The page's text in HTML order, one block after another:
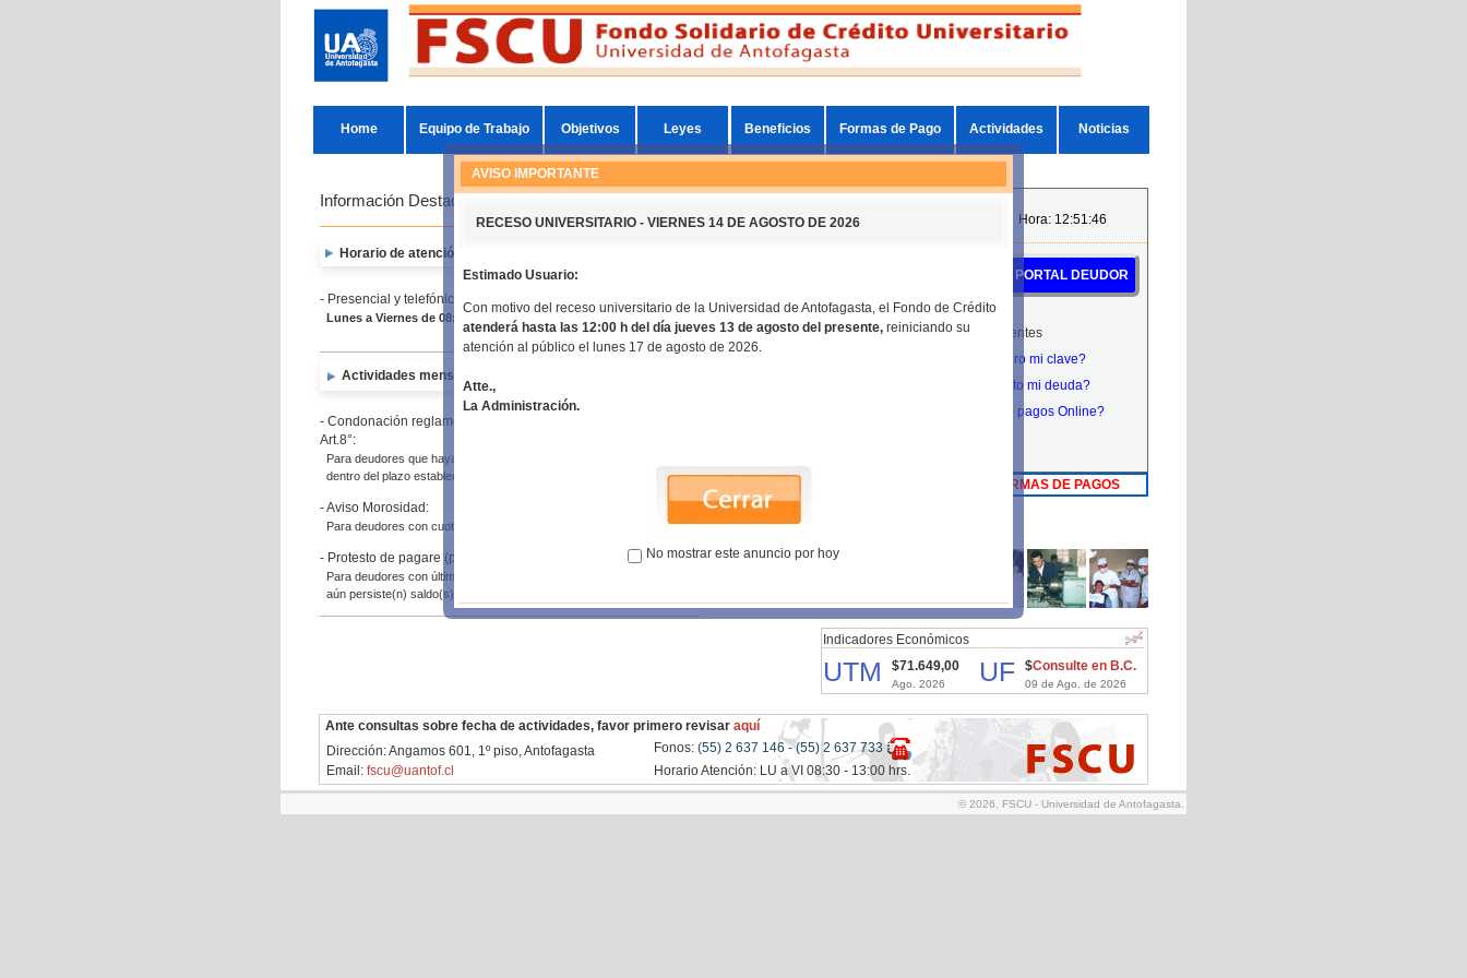
Home Equipo de Trabajo Objetivos Leyes Beneficios Formas de Pago Actividades Noticias
Información Destacada
Horario de atención oficial:
- Presencial y telefónica, en oficina Angamos y Santiago:
Lunes a Viernes de 08:30 a 13:00 hrs.
Actividades mensuales (agosto-septiembre):
- Condonación reglamentaria 12 o 15 años, Ley N°19.287
Art.8°:
Para deudores que hayan cumplido con todas sus obligaciones
dentro del plazo establecido.
- Aviso Morosidad:
Para deudores con cuotas morosas hasta el 2025.
- Protesto de pagare (periodo 2025 y 2026):
Para deudores con última cuota girada años 2024 o 2025 y que
aún persiste(n) saldo(s) moroso(s).
Fecha: 9/8/2026 Hora: 12:51:47
ACCEDE A TU PORTAL DEUDOR
Preguntas frecuentes
¿Cómo recupero mi clave?
¿Cómo consulto mi deuda?
¿Cómo realizo pagos Online?
REVISAR FORMAS DE PAGOS
Indicadores Económicos
UTM $71.649,00
Ago. 2026 UF $Consulte en B.C.
09 de Ago. de 2026
Ante consultas sobre fecha de actividades, favor primero revisar aquí
Dirección: Angamos 601, 1º piso, Antofagasta
Email: fscu@uantof.cl
Fonos: (55) 2 637 146-(55) 2 637 733
Horario Atención: LU a VI 08:30 - 13:00 hrs.
AVISO IMPORTANTE
RECESO UNIVERSITARIO - VIERNES 14 DE AGOSTO DE 2026
Estimado Usuario:
Con motivo del receso universitario de la Universidad de Antofagasta, el Fondo de Crédito
atenderá hasta las 12:00 h del día jueves 13 de agosto del presente, reiniciando su
atención al público el lunes 17 de agosto de 2026.
Atte.,
La Administración.
No mostrar este anuncio por hoy
© 2026, FSCU - Universidad de Antofagasta.